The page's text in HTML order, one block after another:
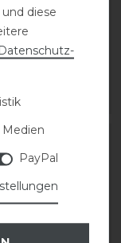
MERKEN
diese
Daten­schutz­
Medien
PayPal